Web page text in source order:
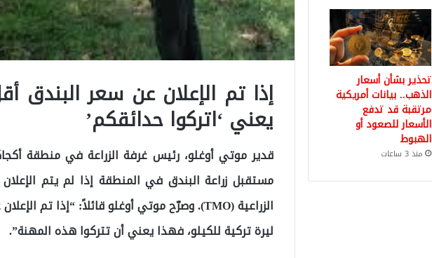
يعني ‘اتركوا حدائقكم’
قدير موتي أوغلو، رئيس غرفة الزراعة في منطقة
مستقبل زراعة البندق في المنطقة إذا لم يتم
ليرة تركية للكيلو، فهذا يعني أن تتركوا هذه المهنة”.
تحذير بشأن أسعار
الذهب.. بيانات أمريكية
مرتقبة قد تدفع
الأسعار للصعود أو
الهبوط
منذ 3 ساعات